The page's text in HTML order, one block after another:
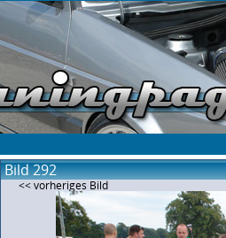
Bild 292
<< vorheriges Bild